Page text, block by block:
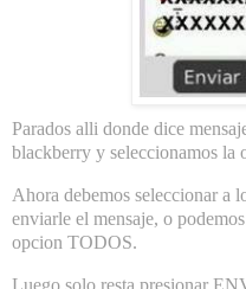
Parados alli donde dice
blackberry y seleccionamos la
Ahora debemos seleccionar a
enviarle el mensaje, o
opcion TODOS.
Luego solo resta presionar